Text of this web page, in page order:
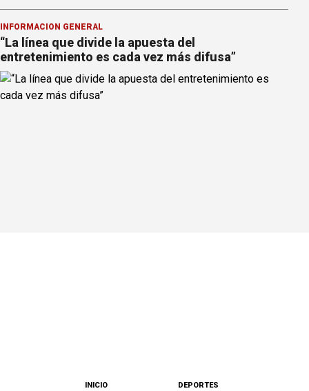
INFORMACION GENERAL
“La línea que divide la apuesta del
entretenimiento es cada vez más difusa”
INICIO DEPORTES